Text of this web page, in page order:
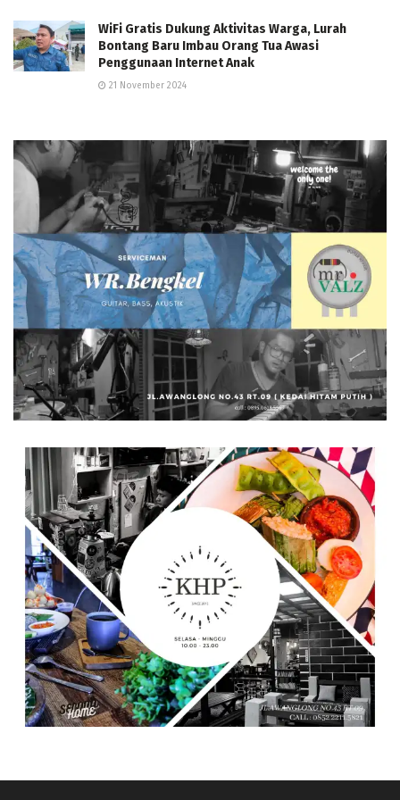
WiFi Gratis Dukung Aktivitas Warga, Lurah
Bontang Baru Imbau Orang Tua Awasi
Penggunaan Internet Anak
21 November 2024